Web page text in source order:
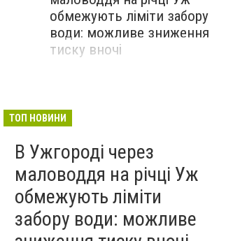
обмежують ліміти забору
води: можливе зниження
тиску вночі
ТОП НОВИНИ
В Ужгороді через
маловоддя на річці Уж
обмежують ліміти
забору води: можливе